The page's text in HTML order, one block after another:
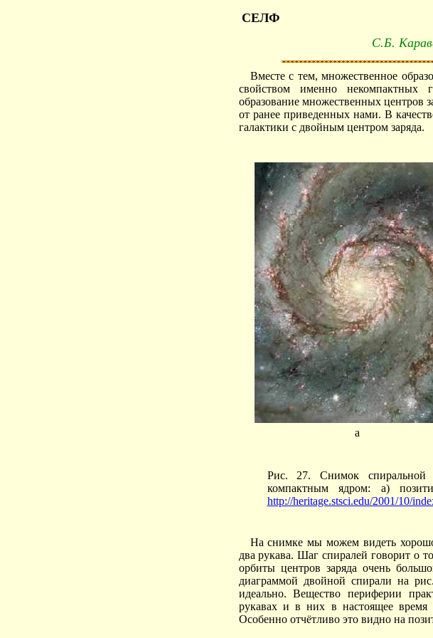
СЕЛФ
С.Б.
Вместе с тем, множественное
свойством именно некомпактных
образование множественных центров
от ранее приведенных нами. В
галактики с двойным центром заряда.
а
Рис. 27. Снимок
компактным ядром: а)
http://heritage.stsci.edu/2001/10/
На снимке мы можем видеть хорошо
два рукава. Шаг спиралей говорит о
орбиты центров заряда очень
диаграммой двойной спирали на
идеально. Вещество периферии
рукавах и в них в настоящее время
Особенно отчётливо это видно на